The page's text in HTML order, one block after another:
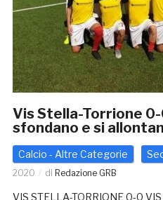
Vis Stella-Torrione
sfondano e si
Calcio - Altre Categorie
2020
di Redazione GRB
VIS STELLA-TORRIONE 0-0